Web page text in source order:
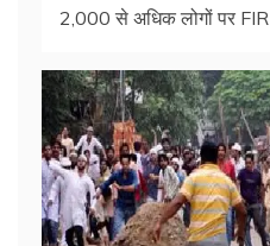
2,000 से अधिक लोगों पर FIR